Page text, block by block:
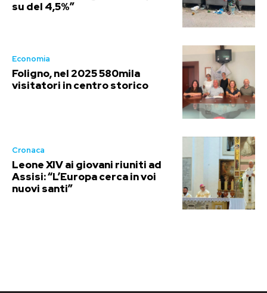
su del 4,5%”
Economia
Foligno, nel 2025 580mila
visitatori in centro storico
Cronaca
Leone XIV ai giovani riuniti ad
Assisi: “L’Europa cerca in voi
nuovi santi”